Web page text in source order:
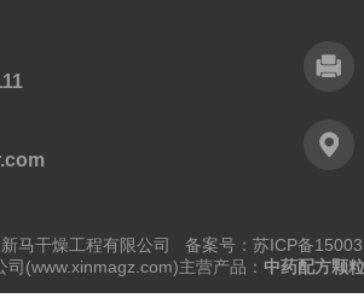
马干燥工程有限公司 备案号： 苏ICP备
(www.xinmagz.com)主营产品： 中药配方颗